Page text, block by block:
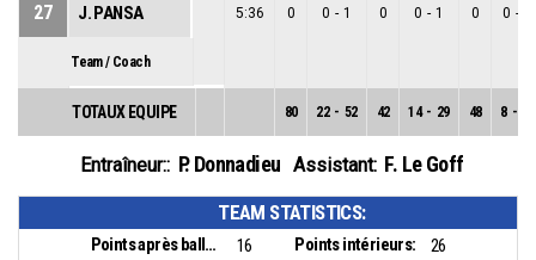
27 J. PANSA 5:36 0 0 - 1 0 0 - 1 0 0 -
Team / Coach
TOTAUX EQUIPE 80 22 - 52 42 14 - 29 48 8 -
Entraîneur:: P. Donnadieu Assistant: F. Le Goff
TEAM STATISTICS:
Points après balles perdues: 16 Points intérieurs:
26